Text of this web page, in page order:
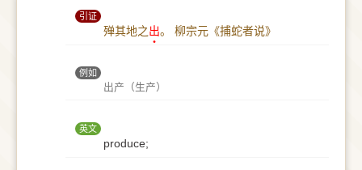
引证
殚其地之出。 柳宗元《捕蛇者说》
例如
出产（生产）
英文
produce;